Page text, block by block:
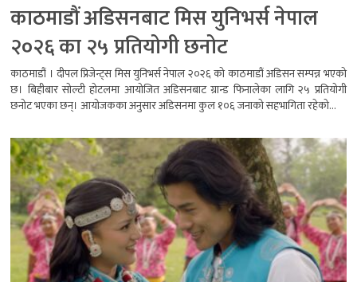
काठमाडौं अडिसनबाट मिस युनिभर्स नेपाल
२०२६ का २५ प्रतियोगी छनोट
काठमाडौं । दीपल प्रिजेन्ट्स मिस युनिभर्स नेपाल २०२६ को काठमाडौं अडिसन सम्पन्न भएको
छ। बिहीबार सोल्टी होटलमा आयोजित अडिसनबाट ग्रान्ड फिनालेका लागि २५ प्रतियोगी
छनोट भएका छन्। आयोजकका अनुसार अडिसनमा कुल १०६ जनाको सहभागिता रहेको...